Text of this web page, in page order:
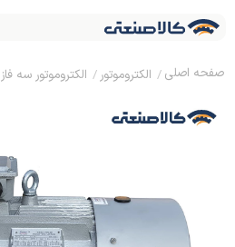
الکتروموتور الکتروموتور سه فاز